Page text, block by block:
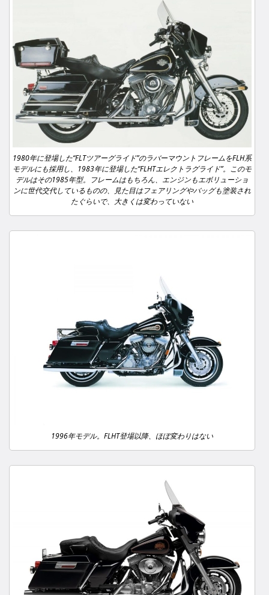
1980年に登場した“FLTツアーグライド”のラバーマウントフレームをFLH系
モデルにも採用し、1983年に登場した“FLHTエレクトラグライド”。このモ
デルはその1985年型。フレームはもちろん、エンジンもエボリューショ
ンに世代交代しているものの、見た目はフェアリングやバッグも塗装され
たぐらいで、大きくは変わっていない
1996年モデル。FLHT登場以降、ほぼ変わりはない